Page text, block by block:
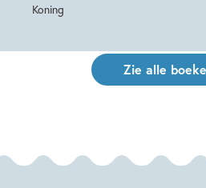
Koning
Zie alle